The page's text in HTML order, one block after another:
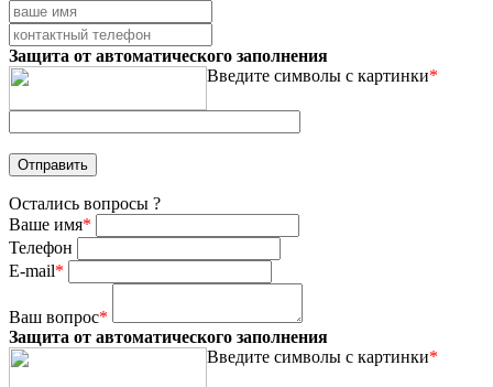
Защита от автоматического заполнения
Введите символы с картинки*
Остались вопросы ?
Ваше имя*
Телефон
E-mail*
Ваш вопрос*
Защита от автоматического заполнения
Введите символы с картинки*